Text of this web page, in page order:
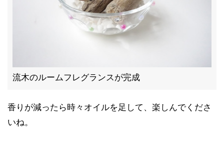
流木のルームフレグランスが完成
香りが減ったら時々オイルを足して、楽しんでくださ
いね。